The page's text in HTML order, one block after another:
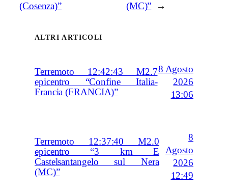
(Cosenza)”
(MC)”
→
ALTRI ARTICOLI
Terremoto 12:42:43 M2.7
epicentro “Confine Italia-
Francia (FRANCIA)”
8 Agosto
2026
13:06
Terremoto 12:37:40 M2.0
epicentro “3 km E
Castelsantangelo sul Nera
(MC)”
8
Agosto
2026
12:49